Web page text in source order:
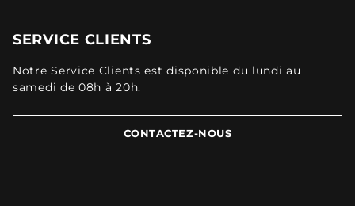
SERVICE CLIENTS
Notre Service Clients est disponible du lundi au
samedi de 08h à 20h.
CONTACTEZ-NOUS